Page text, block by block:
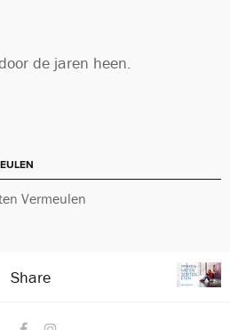
de jaren heen.
Vermeulen
Share